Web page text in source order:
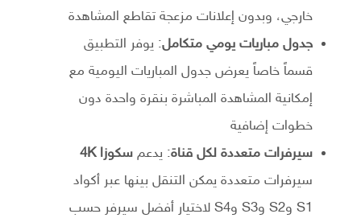
خارجي، وبدون إعلانات مزعجة تقاطع المشاهدة
جدول مباريات يومي متكامل: يوفر التطبيق
قسماً خاصاً يعرض جدول المباريات اليومية مع
إمكانية المشاهدة المباشرة بنقرة واحدة دون
خطوات إضافية
سيرفرات متعددة لكل قناة: يدعم سكوزا 4K
سيرفرات متعددة يمكن التنقل بينها عبر أكواد
S1 وS2 وS3 وS4 لاختيار أفضل سيرفر حسب